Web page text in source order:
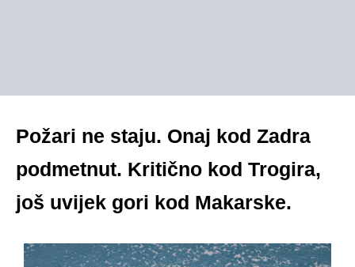
Požari ne staju. Onaj kod Zadra
podmetnut. Kritično kod Trogira,
još uvijek gori kod Makarske.